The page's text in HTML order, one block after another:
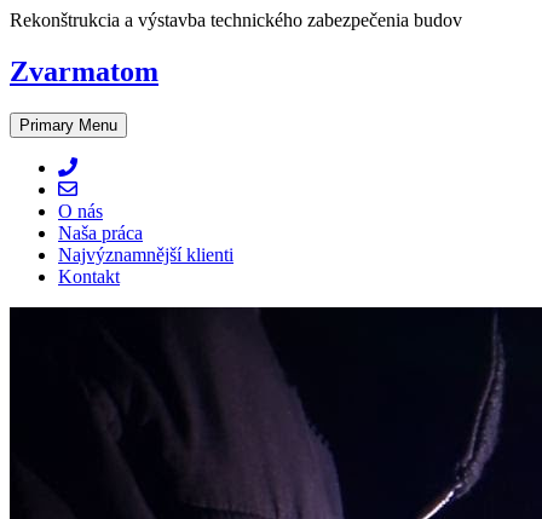
Skip
content
Rekonštrukcia a výstavba technického zabezpečenia budov
Zvarmatom
Primary Menu
O nás
Naša práca
Najvýznamnější klienti
Kontakt